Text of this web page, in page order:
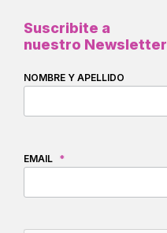
Suscribite a
nuestro Newsletter
NOMBRE Y APELLIDO
EMAIL *